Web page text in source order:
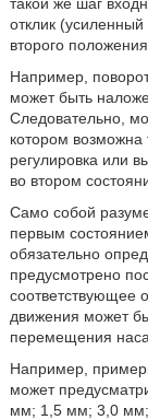
отклик
второго
Например,
может быть
Следовательно,
котором возможна
регулировка или
во втором
Само собой
первым
обязательно
предусмотрено
соответствующее
движения может
перемещения
Например,
может
мм; 1,5 мм; 3,0